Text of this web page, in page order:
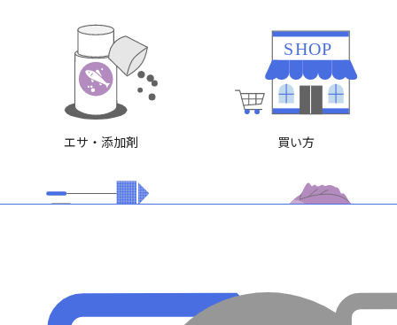
エサ・添加剤
SHOP
買い方
病気